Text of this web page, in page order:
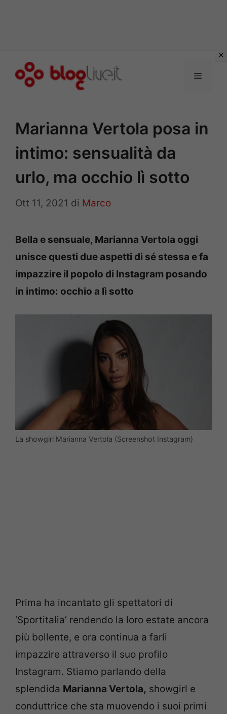
Menu
Marianna Vertola posa in
intimo: sensualità da
urlo, ma occhio lì sotto
Ott 11, 2021 di Marco
Bella e sensuale, Marianna Vertola oggi
unisce questi due aspetti di sé stessa e fa
impazzire il popolo di Instagram posando
in intimo: occhio a lì sotto
La showgirl Marianna Vertola (Screenshot Instagram)
Prima ha incantato gli spettatori di
‘Sportitalia’ rendendo la loro estate ancora
più bollente, e ora continua a farli
impazzire attraverso il suo profilo
Instagram. Stiamo parlando della
splendida Marianna Vertola, showgirl e
conduttrice che sta muovendo i suoi primi